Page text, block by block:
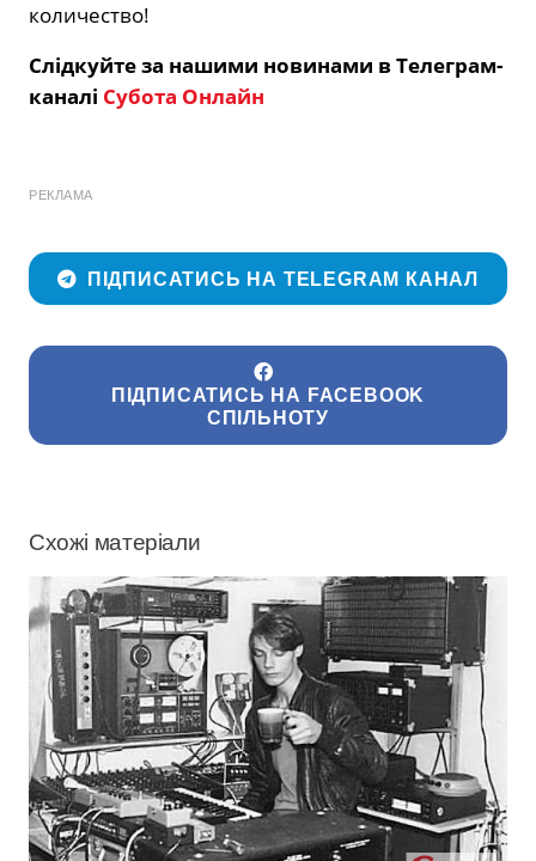
количество!
Слідкуйте за нашими новинами в Телеграм-
каналі Субота Онлайн
РЕКЛАМА
ПІДПИСАТИСЬ НА TELEGRAM КАНАЛ
ПІДПИСАТИСЬ НА FACEBOOK
СПІЛЬНОТУ
Схожі матеріали